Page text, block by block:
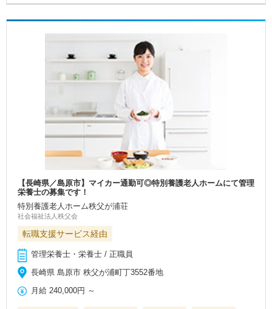
【長崎県／島原市】マイカー通勤可◎特別養護老人ホームにて管理
栄養士の募集です！
特別養護老人ホーム秩父が浦荘
社会福祉法人秩父会
転職支援サービス経由
管理栄養士・栄養士 / 正職員
長崎県 島原市 秩父が浦町丁3552番地
月給 240,000円 ～